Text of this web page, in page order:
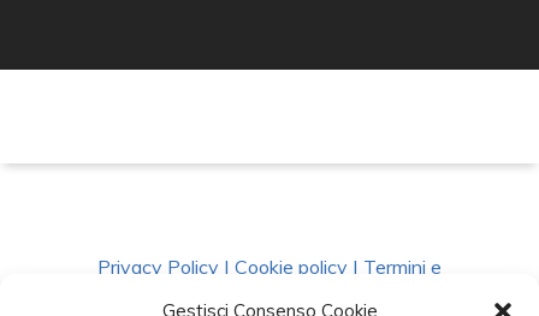
Gestisci Consenso Cookie
Privacy Policy | Cookie policy | Termini e
Condizioni|Richiedi Dati